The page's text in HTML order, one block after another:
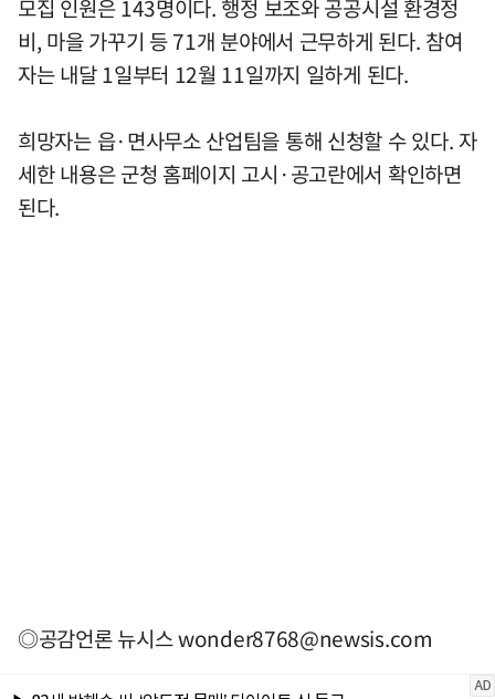
모집 인원은 143명이다. 행정 보조와 공공시설 환경정
비, 마을 가꾸기 등 71개 분야에서 근무하게 된다. 참여
자는 내달 1일부터 12월 11일까지 일하게 된다.
희망자는 읍·면사무소 산업팀을 통해 신청할 수 있다. 자
세한 내용은 군청 홈페이지 고시·공고란에서 확인하면
된다.
◎공감언론 뉴시스wonder8768@newsis.com